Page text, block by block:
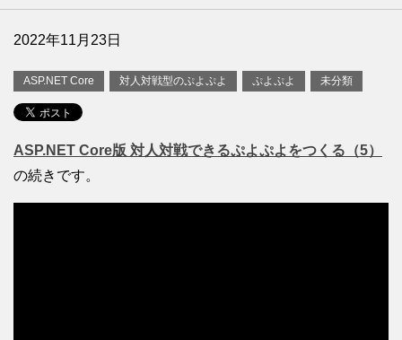
2022年11月23日
ASP.NET Core 対人対戦型のぷよぷよ ぷよぷよ 未分類
ASP.NET Core版 対人対戦できるぷよぷよをつくる（5）
の続きです。